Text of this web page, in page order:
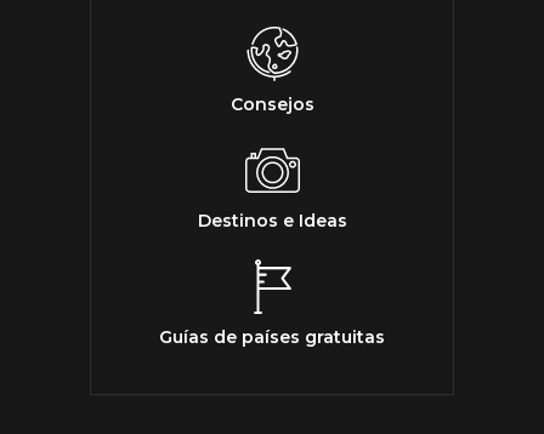
Consejos
Destinos e Ideas
Guías de países gratuitas